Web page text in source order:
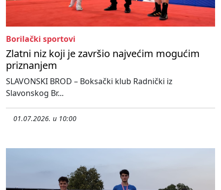
Borilački sportovi
Zlatni niz koji je završio najvećim mogućim
priznanjem
SLAVONSKI BROD – Boksački klub Radnički iz
Slavonskog Br...
01.07.2026. u 10:00